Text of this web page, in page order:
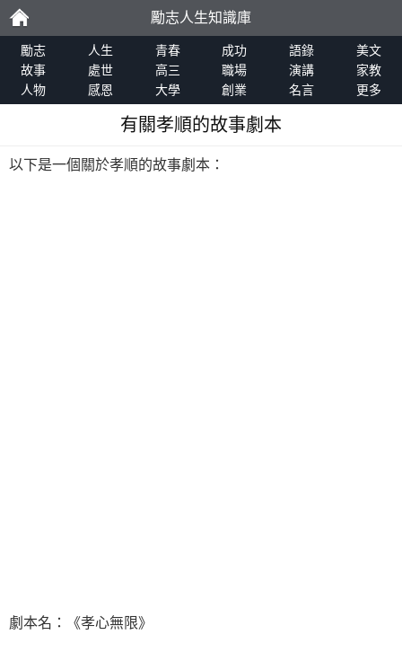
勵
志
勵志人生知識庫
勵志 人生 青春 成功 語錄
美文
故事
處世 高三 職場 演講
家教
人物
感恩 大學 創業 名言 更多
有關孝順的故事劇本
以下是一個關於孝順的故事劇本：
劇本名：《孝心無限》